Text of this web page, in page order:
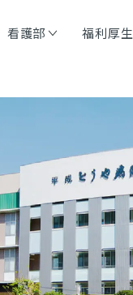
看護部 福利厚生